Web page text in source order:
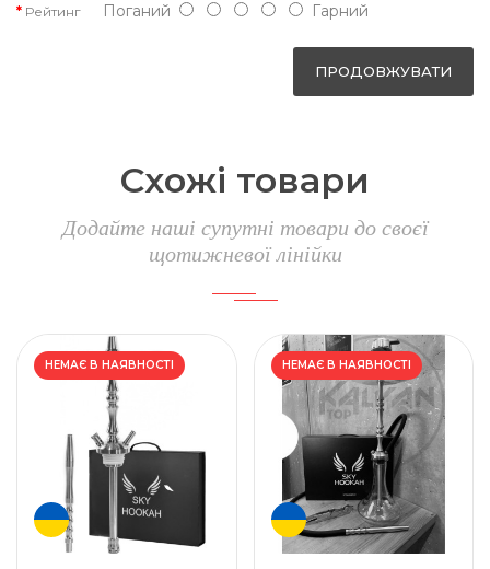
Рейтинг Поганий Гарний
ПРОДОВЖУВАТИ
Схожі товари
Додайте наші супутні товари до своєї
щотижневої лінійки
НЕМАЄ В НАЯВНОСТІ НЕМАЄ В НАЯВНОСТІ